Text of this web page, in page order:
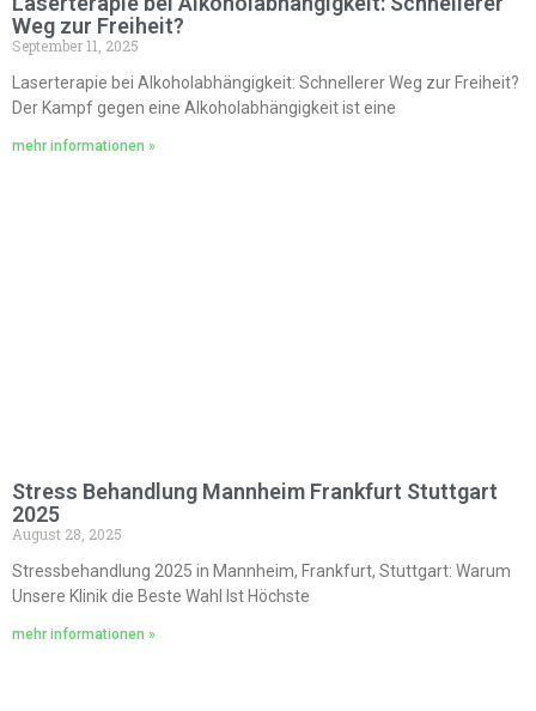
Weg zur Freiheit?
September 11, 2025
Laserterapie bei Alkoholabhängigkeit: Schnellerer Weg zur Freiheit?
Der Kampf gegen eine Alkoholabhängigkeit ist eine
mehr informationen »
Stress Behandlung Mannheim Frankfurt Stuttgart
2025
August 28, 2025
Stressbehandlung 2025 in Mannheim, Frankfurt, Stuttgart: Warum
Unsere Klinik die Beste Wahl Ist Höchste
mehr informationen »